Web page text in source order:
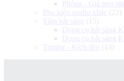
Phông - Giá treo
Phụ kiện studio khác (22)
Tấm hắt sáng (15)
Dụng cụ hắt sáng
Dụng cụ hắt sáng
Trigger - Kích đèn
(13)